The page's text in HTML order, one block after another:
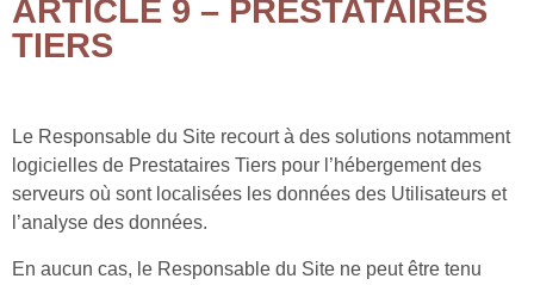
ARTICLE 9 – PRESTATAIRES
TIERS
Le Responsable du Site recourt à des solutions notamment
logicielles de Prestataires Tiers pour l’hébergement des
serveurs où sont localisées les données des Utilisateurs et
l’analyse des données.
En aucun cas, le Responsable du Site ne peut être tenu